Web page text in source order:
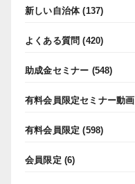
新しい自治体(137)
よくある質問 (420)
助成金セミナー (548)
有料会員限定セミナー動画
有料会員限定 (598)
会員限定 (6)